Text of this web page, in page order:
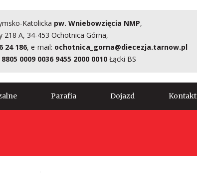
Katolicka pw. Wniebowzięcia NMP,
218 A, 34-453 Ochotnica Górna,
24 186, e-mail: ochotnica_gorna@diecezja.tarnow.pl
8805 0009 0036 9455 2000 0010 Łącki BS
Parafia Dojazd Kontakt